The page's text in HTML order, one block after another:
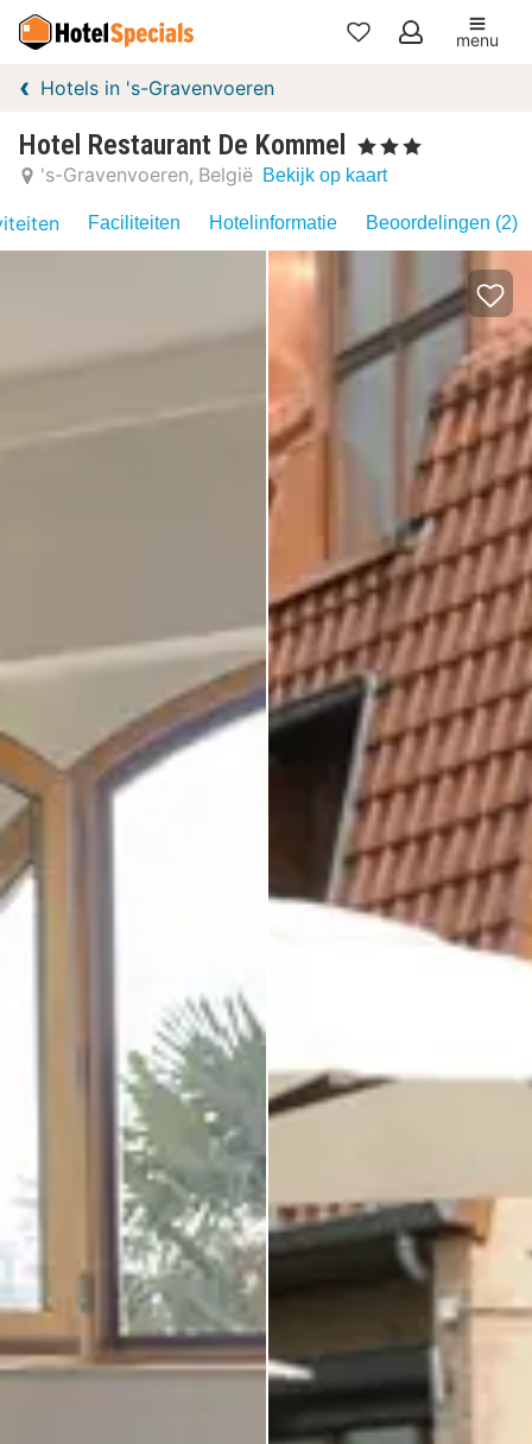
Mijn
menu
Hotels in 's-Gravenvoeren
Hotel Restaurant De Kommel , 3 Sterren
's-Gravenvoeren België Bekijk op kaart
Faciliteiten Hotelinformatie Beoordelingen (2)